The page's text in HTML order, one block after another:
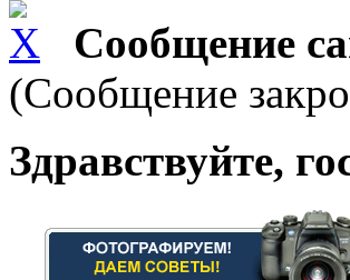
Сообщение
(Сообщение
Здравствуйте,